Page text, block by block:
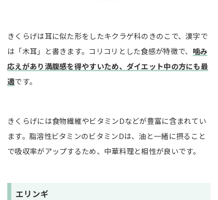
きくらげは耳に似た形をしたキクラゲ科のきのこで、漢字で
は「木耳」と書きます。コリコリとした食感が特徴で、 噛み
応えがあり満腹感を得やすいため、ダイエット中の方にも最
適です。
きくらげには食物繊維やビタミンDなどが豊富に含まれてい
ます。脂溶性ビタミンのビタミンDは、油と一緒に摂ること
で吸収率がアップするため、中華料理と相性が良いです。
エリンギ